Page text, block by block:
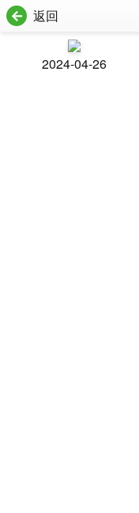
返回
2024-04-26